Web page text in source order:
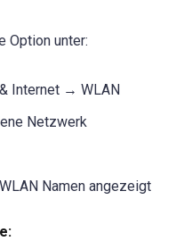
Option unter:
Internet → WLAN
Netzwerk
Namen angezeigt